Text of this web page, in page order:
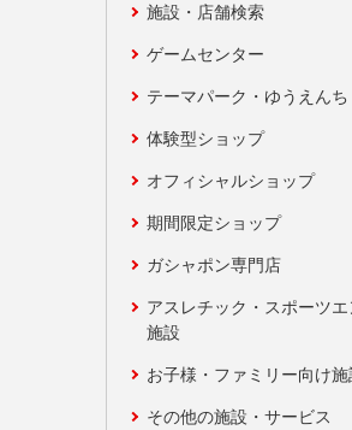
施設・店舗検索
ゲームセンター
テーマパーク・ゆうえんち
体験型ショップ
オフィシャルショップ
期間限定ショップ
ガシャポン専門店
アスレチック・スポーツエ
施設
お子様・ファミリー向け施
その他の施設・サービス